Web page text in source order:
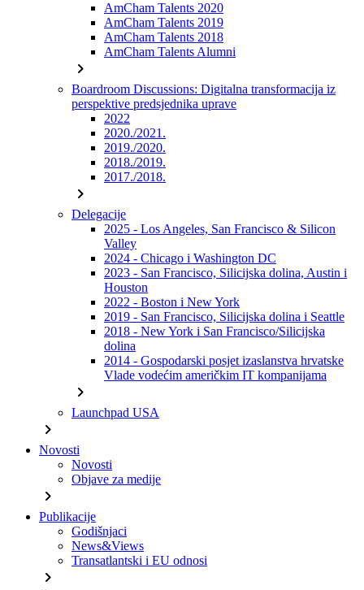
AmCham Talents 2020
AmCham Talents 2019
AmCham Talents 2018
AmCham Talents Alumni
chevron_right
Boardroom Discussions: Digitalna transformacija iz
perspektive predsjednika uprave
2022
2020./2021.
2019./2020.
2018./2019.
2017./2018.
chevron_right
Delegacije
2025 - Los Angeles, San Francisco & Silicon
Valley
2024 - Chicago i Washington DC
2023 - San Francisco, Silicijska dolina, Austin i
Houston
2022 - Boston i New York
2019 - San Francisco, Silicijska dolina i Seattle
2018 - New York i San Francisco/Silicijska
dolina
2014 - Gospodarski posjet izaslanstva hrvatske
Vlade vodećim američkim IT kompanijama
chevron_right
Launchpad USA
chevron_right
Novosti
Novosti
Objave za medije
chevron_right
Publikacije
Godišnjaci
News&Views
Transatlantski i EU odnosi
chevron_right